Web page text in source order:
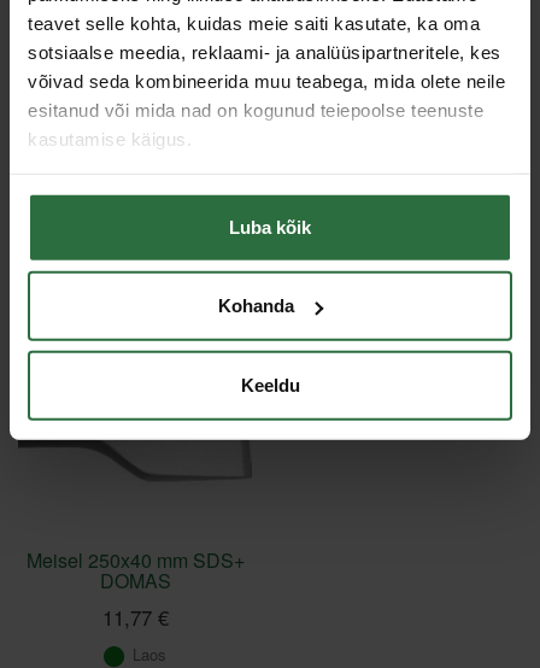
teavet selle kohta, kuidas meie saiti kasutate, ka oma
sotsiaalse meedia, reklaami- ja analüüsipartneritele, kes
võivad seda kombineerida muu teabega, mida olete neile
esitanud või mida nad on kogunud teiepoolse teenuste
kasutamise käigus.
Luba kõik
Kohanda
Keeldu
Otsiku laius
40 mm
Sarnased tooted
Toodete loendi laadimine ebaõnnestus.
Viimati vaadatud
Meisel 250x40 mm SDS+
DOMAS
11,77 €
Laos